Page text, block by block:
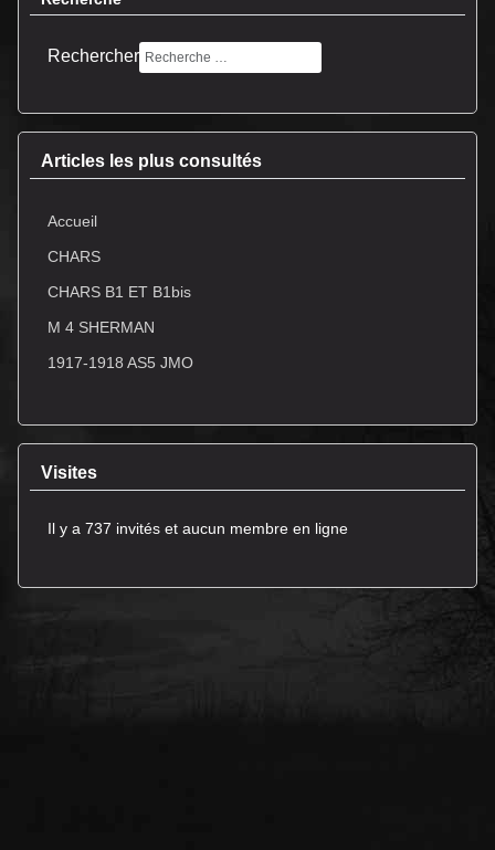
Rechercher
Articles les plus consultés
Accueil
CHARS
CHARS B1 ET B1bis
M 4 SHERMAN
1917-1918 AS5 JMO
Visites
Il y a 737 invités et aucun membre en ligne